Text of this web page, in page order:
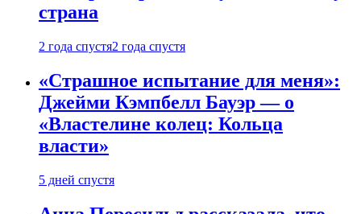
страна
2 года спустя2 года спустя
«Страшное испытание для меня»:
Джейми Кэмпбелл Бауэр — о
«Властелине колец: Кольца
власти»
5 дней спустя